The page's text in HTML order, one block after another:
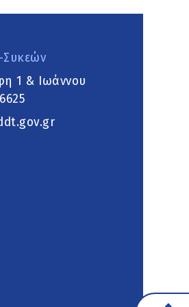
Συκεών
1 & Ιωάννου